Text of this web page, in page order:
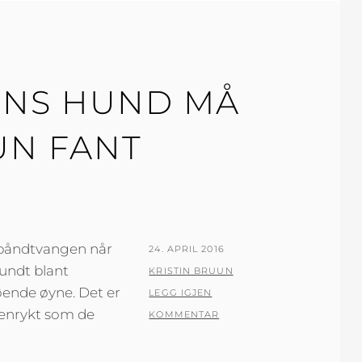
HUND MÅ
FANT
når
blant
øyne. Det er
som de
PUBLISERT
DEN
24. APRIL 2016
AV
KRISTIN BRUUN
LEGG IGJEN
KOMMENTAR